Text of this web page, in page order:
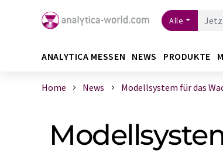
Alle
ANALYTICA MESSEN NEWS PRODUKTE
Home News Modellsystem für das